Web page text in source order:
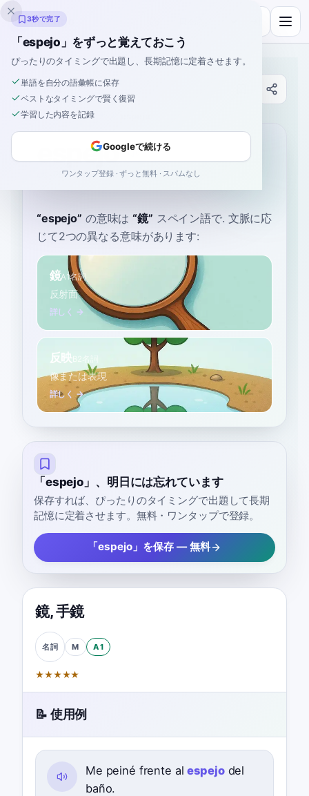
Inklingo
辞書
ホーム›スペイン語
espejo
es-PEH-ho esˈpe.xo
“espejo” の意味は “鏡” スペイン語で. 文脈に応
じて2つの異なる意味があります:
鏡A1名詞
反射面
詳しく →
反映 B2名詞
像または表現
詳しく →
「espejo」、明日には忘れています
保存すれば、ぴったりのタイミングで出題して長期
記憶に定着させます。無料・ワンタップで登録。
「espejo」を保存 — 無料
鏡,手鏡
名詞 M A1
★★★★★
📝 使用例
Me peiné frente alespejodel
baño.
3秒で完了
「espejo」をずっと覚えておこう
ぴったりのタイミングで出題し、長期記憶に定着させます。
単語を自分の語彙帳に保存
ベストなタイミングで賢く復習
学習した内容を記録
Googleで続ける
ワンタップ登録 · ずっと無料 · スパムなし